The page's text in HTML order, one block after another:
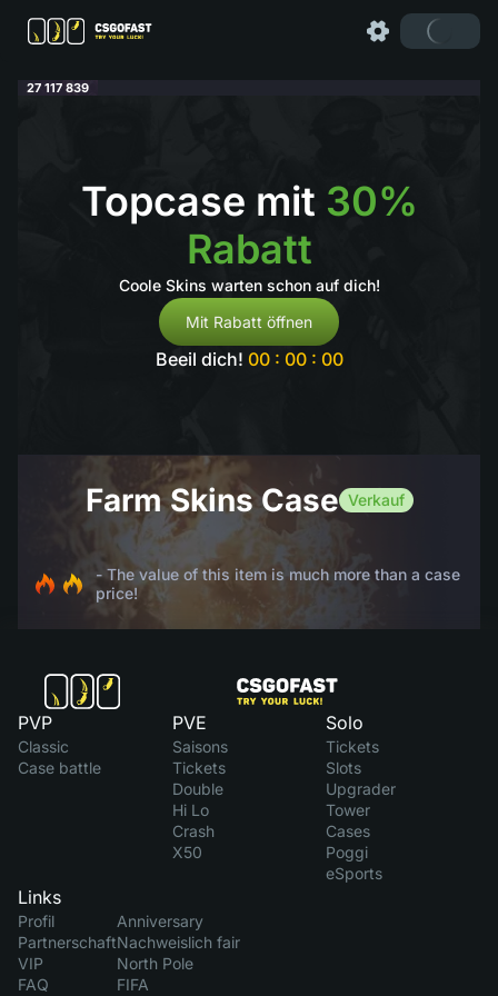
27 117 839
Topcase mit 30%
Rabatt
Coole Skins warten schon auf dich!
Mit Rabatt öffnen
Beeil dich! 00 : 00 : 00
Farm Skins Case Verkauf
- The value of this item is much more than a case
price!
PVP
Classic
Case battle
PVE
Saisons
Tickets
Double
Hi Lo
Crash
X50
Solo
Tickets
Slots
Upgrader
Tower
Cases
Poggi
eSports
Links
Profil
Partnerschaft
VIP
FAQ
Anniversary
Nachweislich fair
North Pole
FIFA